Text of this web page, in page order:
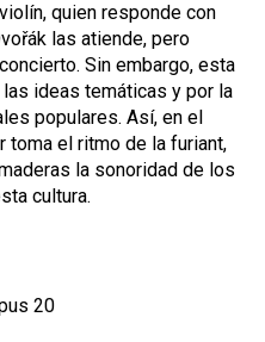
quien responde con
las atiende, pero
Sin embargo, esta
ideas temáticas y por la
populares. Así, en el
toma el ritmo de la furiant,
la sonoridad de los
cultura.
20